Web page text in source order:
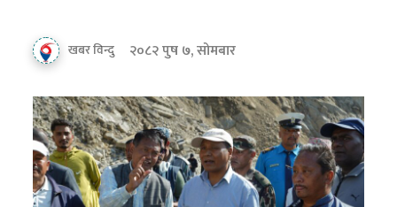
खबर विन्दु २०८२ पुष ७, सोमबार